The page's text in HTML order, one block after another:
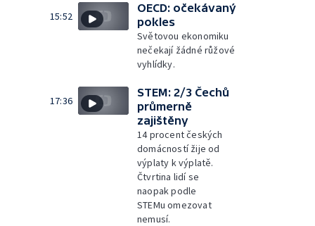
15:52
OECD: očekávaný
pokles
Světovou ekonomiku
nečekají žádné růžové
vyhlídky.
17:36
STEM: 2/3 Čechů
průmerně
zajištěny
14 procent českých
domácností žije od
výplaty k výplatě.
Čtvrtina lidí se
naopak podle
STEMu omezovat
nemusí.